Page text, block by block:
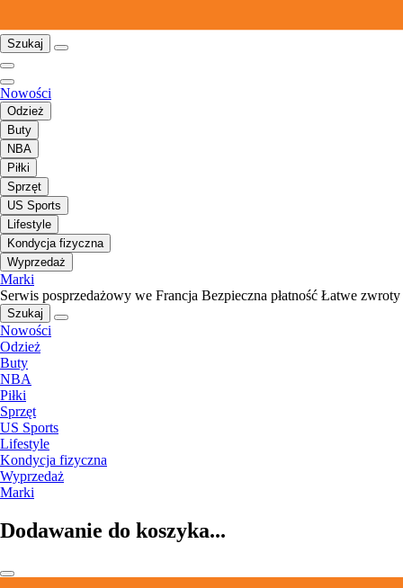
Szukaj
Nowości
Odzież
Buty
NBA
Piłki
Sprzęt
US Sports
Lifestyle
Kondycja fizyczna
Wyprzedaż
Marki
Serwis posprzedażowy we Francja Bezpieczna płatność Łatwe zwroty
Szukaj
Nowości
Odzież
Buty
NBA
Piłki
Sprzęt
US Sports
Lifestyle
Kondycja fizyczna
Wyprzedaż
Marki
Dodawanie do koszyka...